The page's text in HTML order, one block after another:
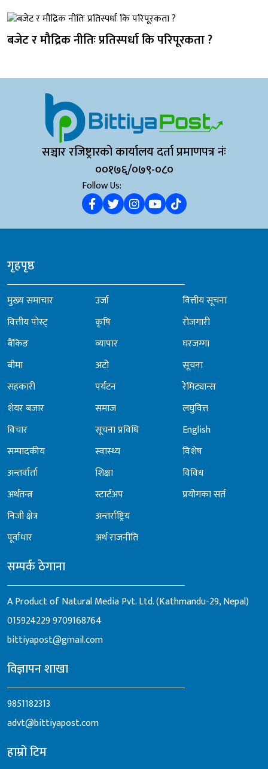
बजेट र मौद्रिक नीतिः प्रतिस्पर्धा कि परिपूरकता ?
सञ्चार रजिष्ट्रारको कार्यालय दर्ता प्रमाणपत्र नंः
००१७६/०७९-०८०
Follow Us:
गृहपृष्ठ
मुख्य समाचार
वित्तीय पोस्ट्
बैंकिङ
बीमा
सहकारी
शेयर बजार
विचार
सम्पादकीय
अन्तर्वार्ता
अर्थतन्त्र
निजी क्षेत्र
पूर्वाधार
उर्जा
कृषि
व्यापार
अटो
पर्यटन
समाज
सूचना प्रविधि
स्वास्थ्य
शिक्षा
स्टार्टअप
अन्तर्राष्ट्रिय
अर्थ राजनीति
वित्तीय सूचना
रोजगारी
घरजग्गा
सूचना
रेमिट्यान्स
लघुवित्त
English
विशेष
विविध
प्रयोगका सर्त
सम्पर्क ठेगाना
A Product of Natural Media Pvt. Ltd. (Kathmandu-29, Nepal)
0159242299709168764
bittiyapost@gmail.com
विज्ञापन शाखा
9851182313
advt@bittiyapost.com
हाम्रो टिम